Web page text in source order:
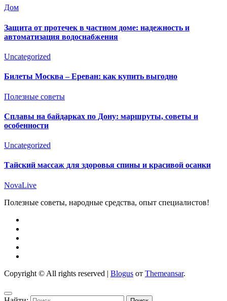
Дом
Защита от протечек в частном доме: надежность и
автоматизация водоснабжения
Uncategorized
Билеты Москва – Ереван: как купить выгодно
Полезные советы
Сплавы на байдарках по Дону: маршруты, советы и
особенности
Uncategorized
Тайский массаж для здоровья спины и красивой осанки
NovaLive
Полезные советы, народные средства, опыт специалистов!
Copyright © All rights reserved | Blogus от Themeansar.